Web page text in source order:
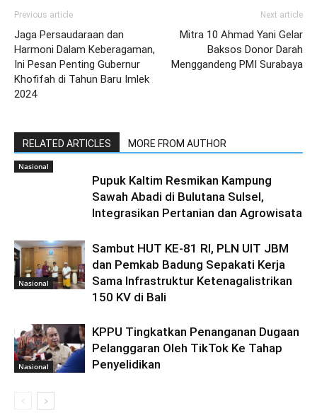
Previous article
Jaga Persaudaraan dan
Harmoni Dalam Keberagaman,
Ini Pesan Penting Gubernur
Khofifah di Tahun Baru Imlek
2024
Next article
Mitra 10 Ahmad Yani Gelar
Baksos Donor Darah
Menggandeng PMI Surabaya
RELATED ARTICLES MORE FROM AUTHOR
Nasional
Pupuk Kaltim Resmikan Kampung
Sawah Abadi di Bulutana Sulsel,
Integrasikan Pertanian dan Agrowisata
Nasional
Sambut HUT KE-81 RI, PLN UIT JBM
dan Pemkab Badung Sepakati Kerja
Sama Infrastruktur Ketenagalistrikan
150 KV di Bali
Nasional
KPPU Tingkatkan Penanganan Dugaan
Pelanggaran Oleh TikTok Ke Tahap
Penyelidikan